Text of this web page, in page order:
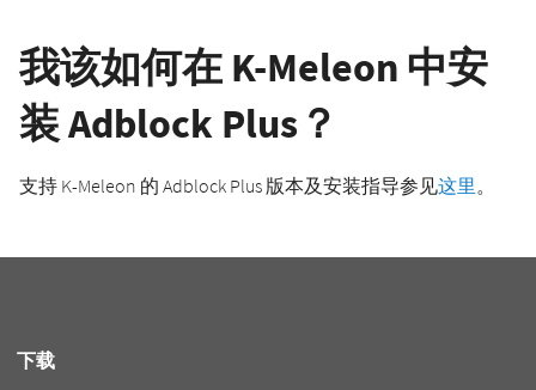
我该如何在 K-Meleon 中安
装 Adblock Plus？
支持 K-Meleon 的 Adblock Plus 版本及安装指导参见这里。
下载